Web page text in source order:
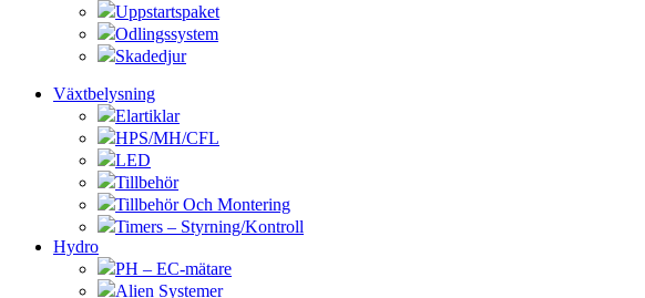
Uppstartspaket
Odlingssystem
Skadedjur
Växtbelysning
Elartiklar
HPS/MH/CFL
LED
Tillbehör
Tillbehör Och Montering
Timers – Styrning/Kontroll
Hydro
PH – EC-mätare
Alien Systemer